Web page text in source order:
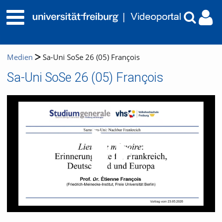
Medien Sa-Uni SoSe 26 (05) François
Sa-Uni SoSe 26 (05) François